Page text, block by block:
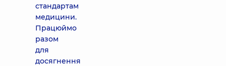
стандартам
медицини.
Працюймо
разом
для
досягнення